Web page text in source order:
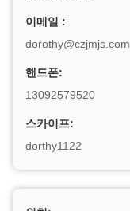
이메일 :
dorothy@czjmjs.com
핸드폰:
13092579520
스카이프:
dorthy1122